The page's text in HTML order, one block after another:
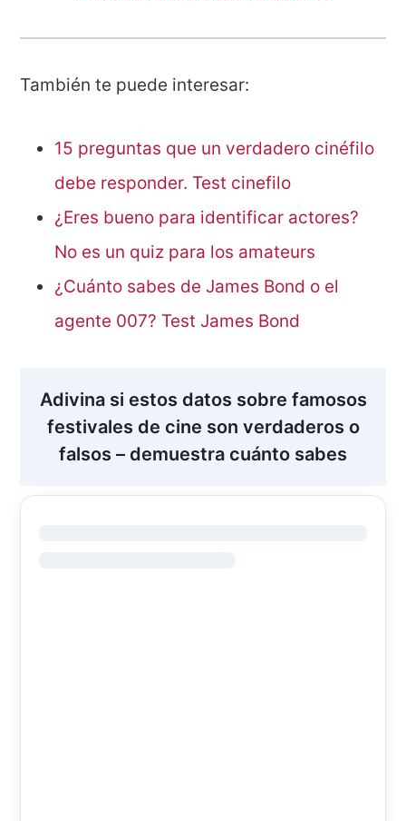
También te puede interesar:
15 preguntas que un verdadero cinéfilo
debe responder. Test cinefilo
¿Eres bueno para identificar actores?
No es un quiz para los amateurs
¿Cuánto sabes de James Bond o el
agente 007? Test James Bond
Adivina si estos datos sobre famosos
festivales de cine son verdaderos o
falsos – demuestra cuánto sabes